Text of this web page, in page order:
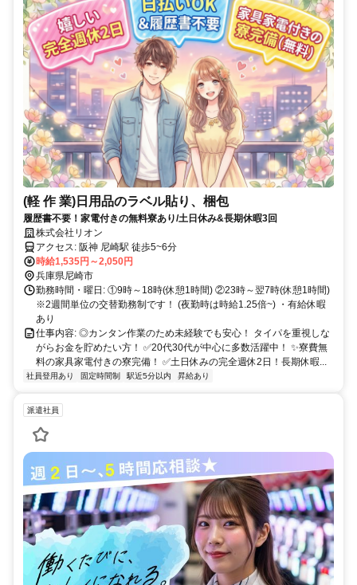
(軽 作 業)日用品のラベル貼り、梱包
履歴書不要！家電付きの無料寮あり/土日休み&長期休暇3回
株式会社リオン
アクセス: 阪神 尼崎駅 徒歩5~6分
時給1,535円～2,050円
兵庫県尼崎市
勤務時間・曜日: ①9時～18時(休憩1時間) ②23時～翌7時(休憩1時間)
※2週間単位の交替勤務制です！ (夜勤時は時給1.25倍~) ・有給休暇
あり
仕事内容: ◎カンタン作業のため未経験でも安心！ タイパを重視しな
がらお金を貯めたい方！ ✅20代30代が中心に多数活躍中！ ✨寮費無
料の家具家電付きの寮完備！ ✅土日休みの完全週休2日！長期休暇...
社員登用あり 固定時間制 駅近5分以内 昇給あり
派遣社員